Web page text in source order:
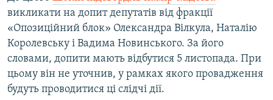
викликати на допит депутатів від фракції
«Опозиційний блок» Олександра Вілкула, Наталію
Королевську і Вадима Новинського. За його
словами, допити мають відбутися 5 листопада. При
цьому він не уточнив, у рамках якого провадження
будуть проводитися ці слідчі дії.